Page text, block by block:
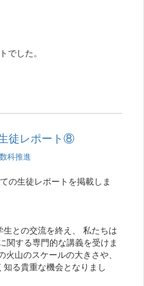
でした。
徒レポート⑧
科推進
の生徒レポートを掲載しま
との交流を終え、 私たちは
関する専門的な講義を受けま
火山のスケールの大きさや、
る貴重な機会となりまし